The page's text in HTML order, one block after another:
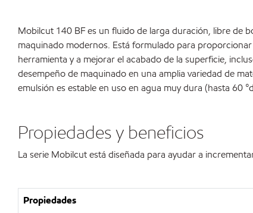
Mobilcut 140 BF es un fluido de larga duración, libre de
maquinado modernos. Está formulado para
herramienta y a mejorar el acabado de la superficie,
desempeño de maquinado en una amplia variedad de
emulsión es estable en uso en agua muy dura (hasta 60
Propiedades y beneficios
La serie Mobilcut está diseñada para ayudar a
Propiedades